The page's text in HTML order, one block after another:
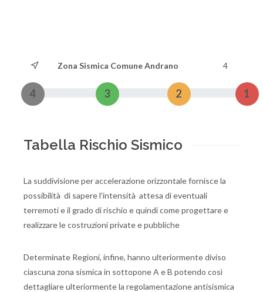
Zona Sismica Comune Andrano 4
4 3 2 1
Tabella Rischio Sismico
La suddivisione per accelerazione orizzontale fornisce la
possibilità di sapere l'intensità attesa di eventuali
terremoti e il grado di rischio e quindi come progettare e
realizzare le costruzioni private e pubbliche
Determinate Regioni, infine, hanno ulteriormente diviso
ciascuna zona sismica in sottopone A e B potendo così
dettagliare ulteriormente la regolamentazione antisismica